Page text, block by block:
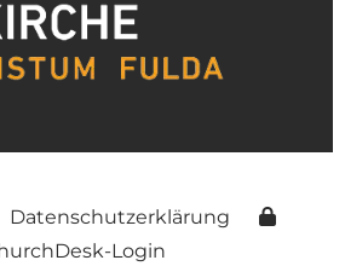
Datenschutzerklärung
Login